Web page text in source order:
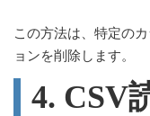
この方法は、特定の
ョンを削除します。
4. CSV